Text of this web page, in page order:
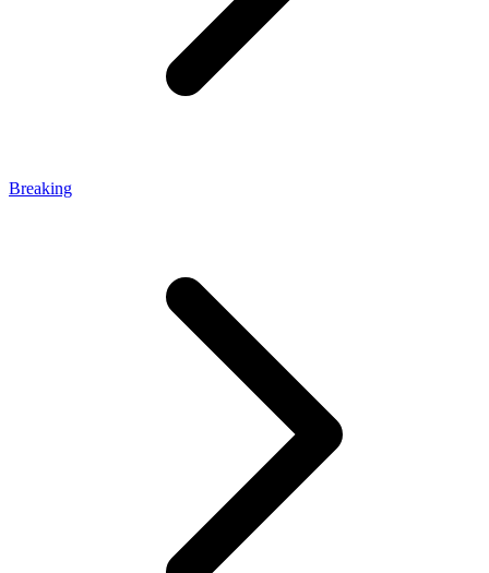
Breaking